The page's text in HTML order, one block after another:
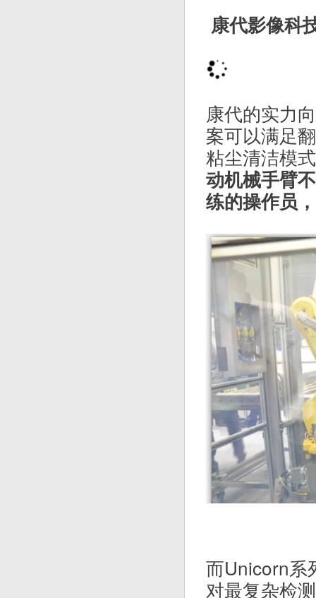
外观检测机
孔塞检查
2.扩充型
异
3.彩色双
4.独有的
5.严谨的
6.特有的
7.人性化
康代影像科
康代的实力
案可以满足
粘尘清洁模
动机械手臂
练的操作员